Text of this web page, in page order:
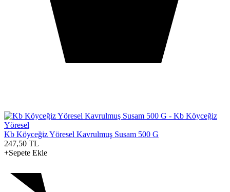
Kb Köyceğiz Yöresel Kavrulmuş Susam 500 G
247,50 TL
+Sepete Ekle